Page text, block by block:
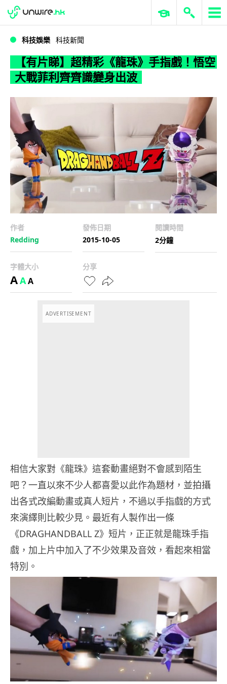
WWDC 2026 ERP 與商業 AI
科技娛樂 科技新聞
【有片睇】超精彩《龍珠》手指戲！悟空
大戰菲利齊齊識變身出波
作者
Redding
發佈日期
2015-10-05
閱讀時間
2分鐘
字體大小
AAA
分享
ADVERTISEMENT
相信大家對《龍珠》這套動畫絕對不會感到陌生
吧？一直以來不少人都喜愛以此作為題材，並拍攝
出各式改編動畫或真人短片，不過以手指戲的方式
來演繹則比較少見。最近有人製作出一條
《DRAGHANDBALL Z》短片，正正就是龍珠手指
戲，加上片中加入了不少效果及音效，看起來相當
特別。